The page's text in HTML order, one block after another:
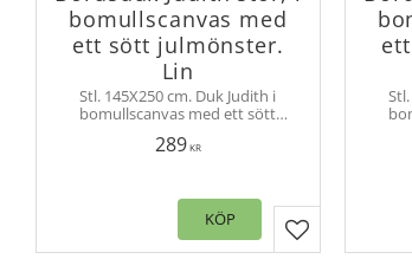
bomullscanvas med
ett sött julmönster.
Lin
Stl. 145X250 cm. Duk Judith i
bomullscanvas med ett sött
stämningsfull look på alla
289KR
Lägg till i
KÖP